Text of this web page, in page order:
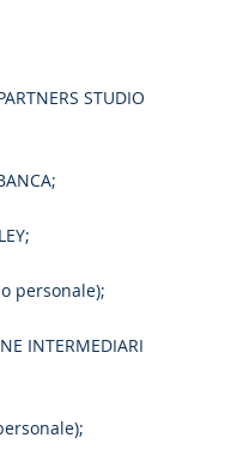
STUDIO
personale);
INTERMEDIARI